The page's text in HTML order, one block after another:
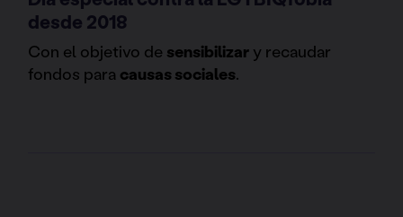
desde 2018
Con el objetivo de sensibilizar y recaudar
fondos para causas sociales.